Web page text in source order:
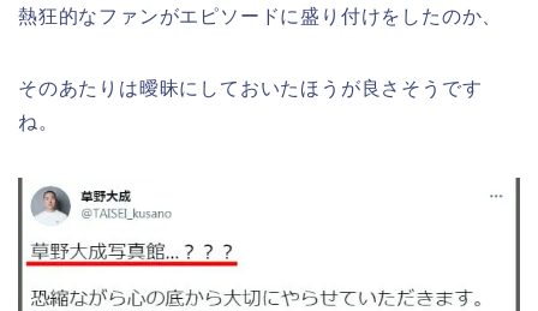
熱狂的なファンがエピソードに盛り付けをしたのか、
そのあたりは曖昧にしておいたほうが良さそうです
ね。